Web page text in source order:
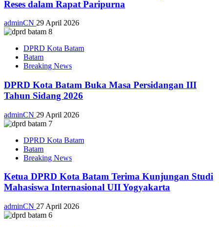
Reses dalam Rapat Paripurna
adminCN 29 April 2026
DPRD Kota Batam
Batam
Breaking News
DPRD Kota Batam Buka Masa Persidangan III
Tahun Sidang 2026
adminCN 29 April 2026
DPRD Kota Batam
Batam
Breaking News
Ketua DPRD Kota Batam Terima Kunjungan Studi
Mahasiswa Internasional UII Yogyakarta
adminCN 27 April 2026